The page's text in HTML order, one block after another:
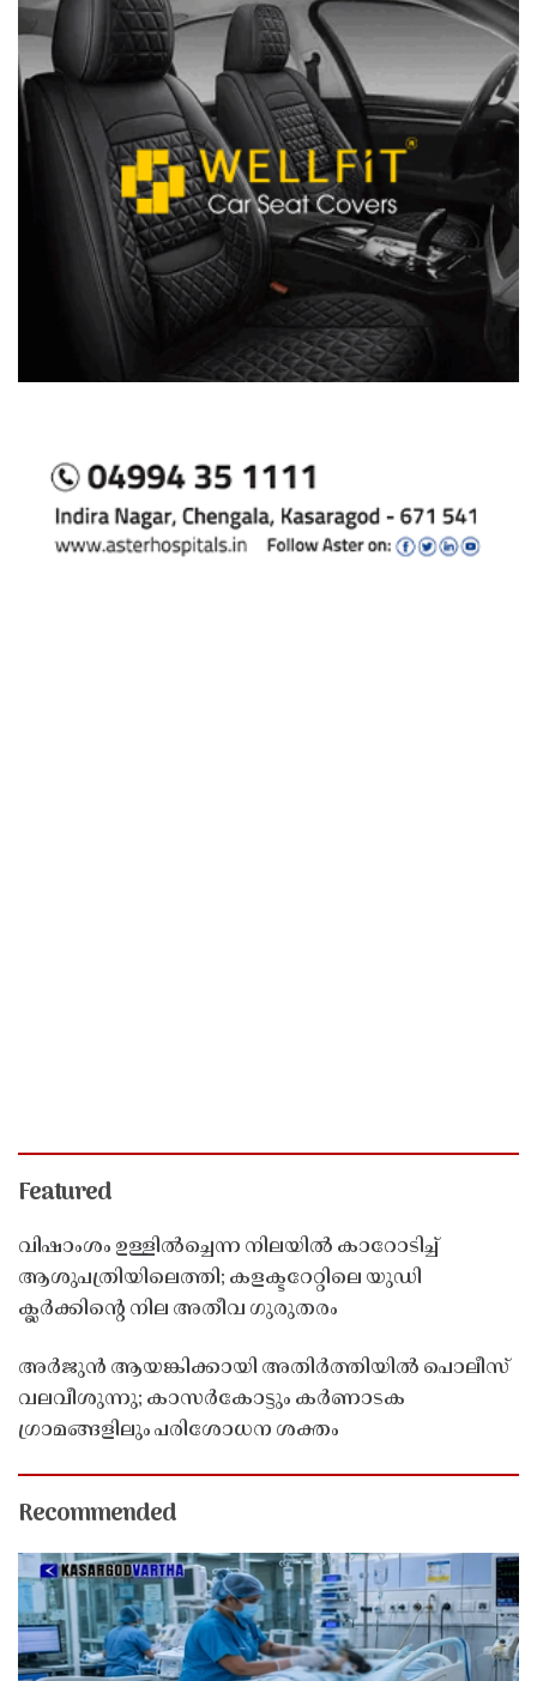
Featured
വിഷാംശം ഉള്ളിൽച്ചെന്ന നിലയിൽ കാറോടിച്ച്
ആശുപത്രിയിലെത്തി; കളക്ടറേറ്റിലെ യുഡി
ക്ലർക്കിൻ്റെ നില അതീവ ഗുരുതരം
അർജുൻ ആയങ്കിക്കായി അതിർത്തിയിൽ പൊലീസ്
വലവീശുന്നു; കാസർകോട്ടും കർണാടക
ഗ്രാമങ്ങളിലും പരിശോധന ശക്തം
Recommended